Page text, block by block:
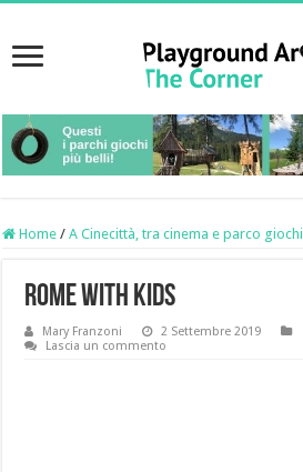
Home / A Cinecittà, tra cinema e parco giochi
rome with kids
Mary Franzoni
2 Settembre 2019
Lascia un commento